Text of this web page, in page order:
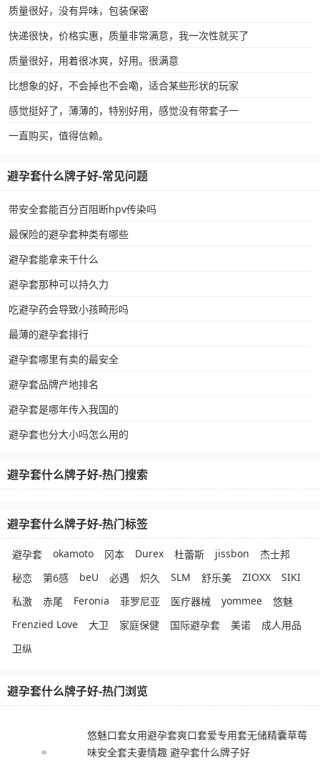
质量很好，没有异味，包装保密
快递很快，价格实惠，质量非常满意，我一次性就买了
质量很好，用着很冰爽，好用。很满意
比想象的好，不会掉也不会嘞，适合某些形状的玩家
感觉挺好了，薄薄的，特别好用，感觉没有带套子一
一直购买，值得信赖。
避孕套什么牌子好-常见问题
带安全套能百分百阻断hpv传染吗
最保险的避孕套种类有哪些
避孕套能拿来干什么
避孕套那种可以持久力
吃避孕药会导致小孩畸形吗
最薄的避孕套排行
避孕套哪里有卖的最安全
避孕套品牌产地排名
避孕套是哪年传入我国的
避孕套也分大小吗怎么用的
避孕套什么牌子好-热门搜索
避孕套什么牌子好-热门标签
避孕套 okamoto 冈本 Durex 杜蕾斯 jissbon
杰士邦
秘恋
第6感 beU 必遇 炽久 SLM 舒乐美 ZIOXX
SIKI
私激
赤尾 Feronia 菲罗尼亚 医疗器械 yommee
悠魅
Frenzied Love
大卫 家庭保健 国际避孕套 美诺
成人用品
卫纵
避孕套什么牌子好-热门浏览
悠魅口套女用避孕套爽口套爱专用套无储精囊草莓
味安全套夫妻情趣 避孕套什么牌子好